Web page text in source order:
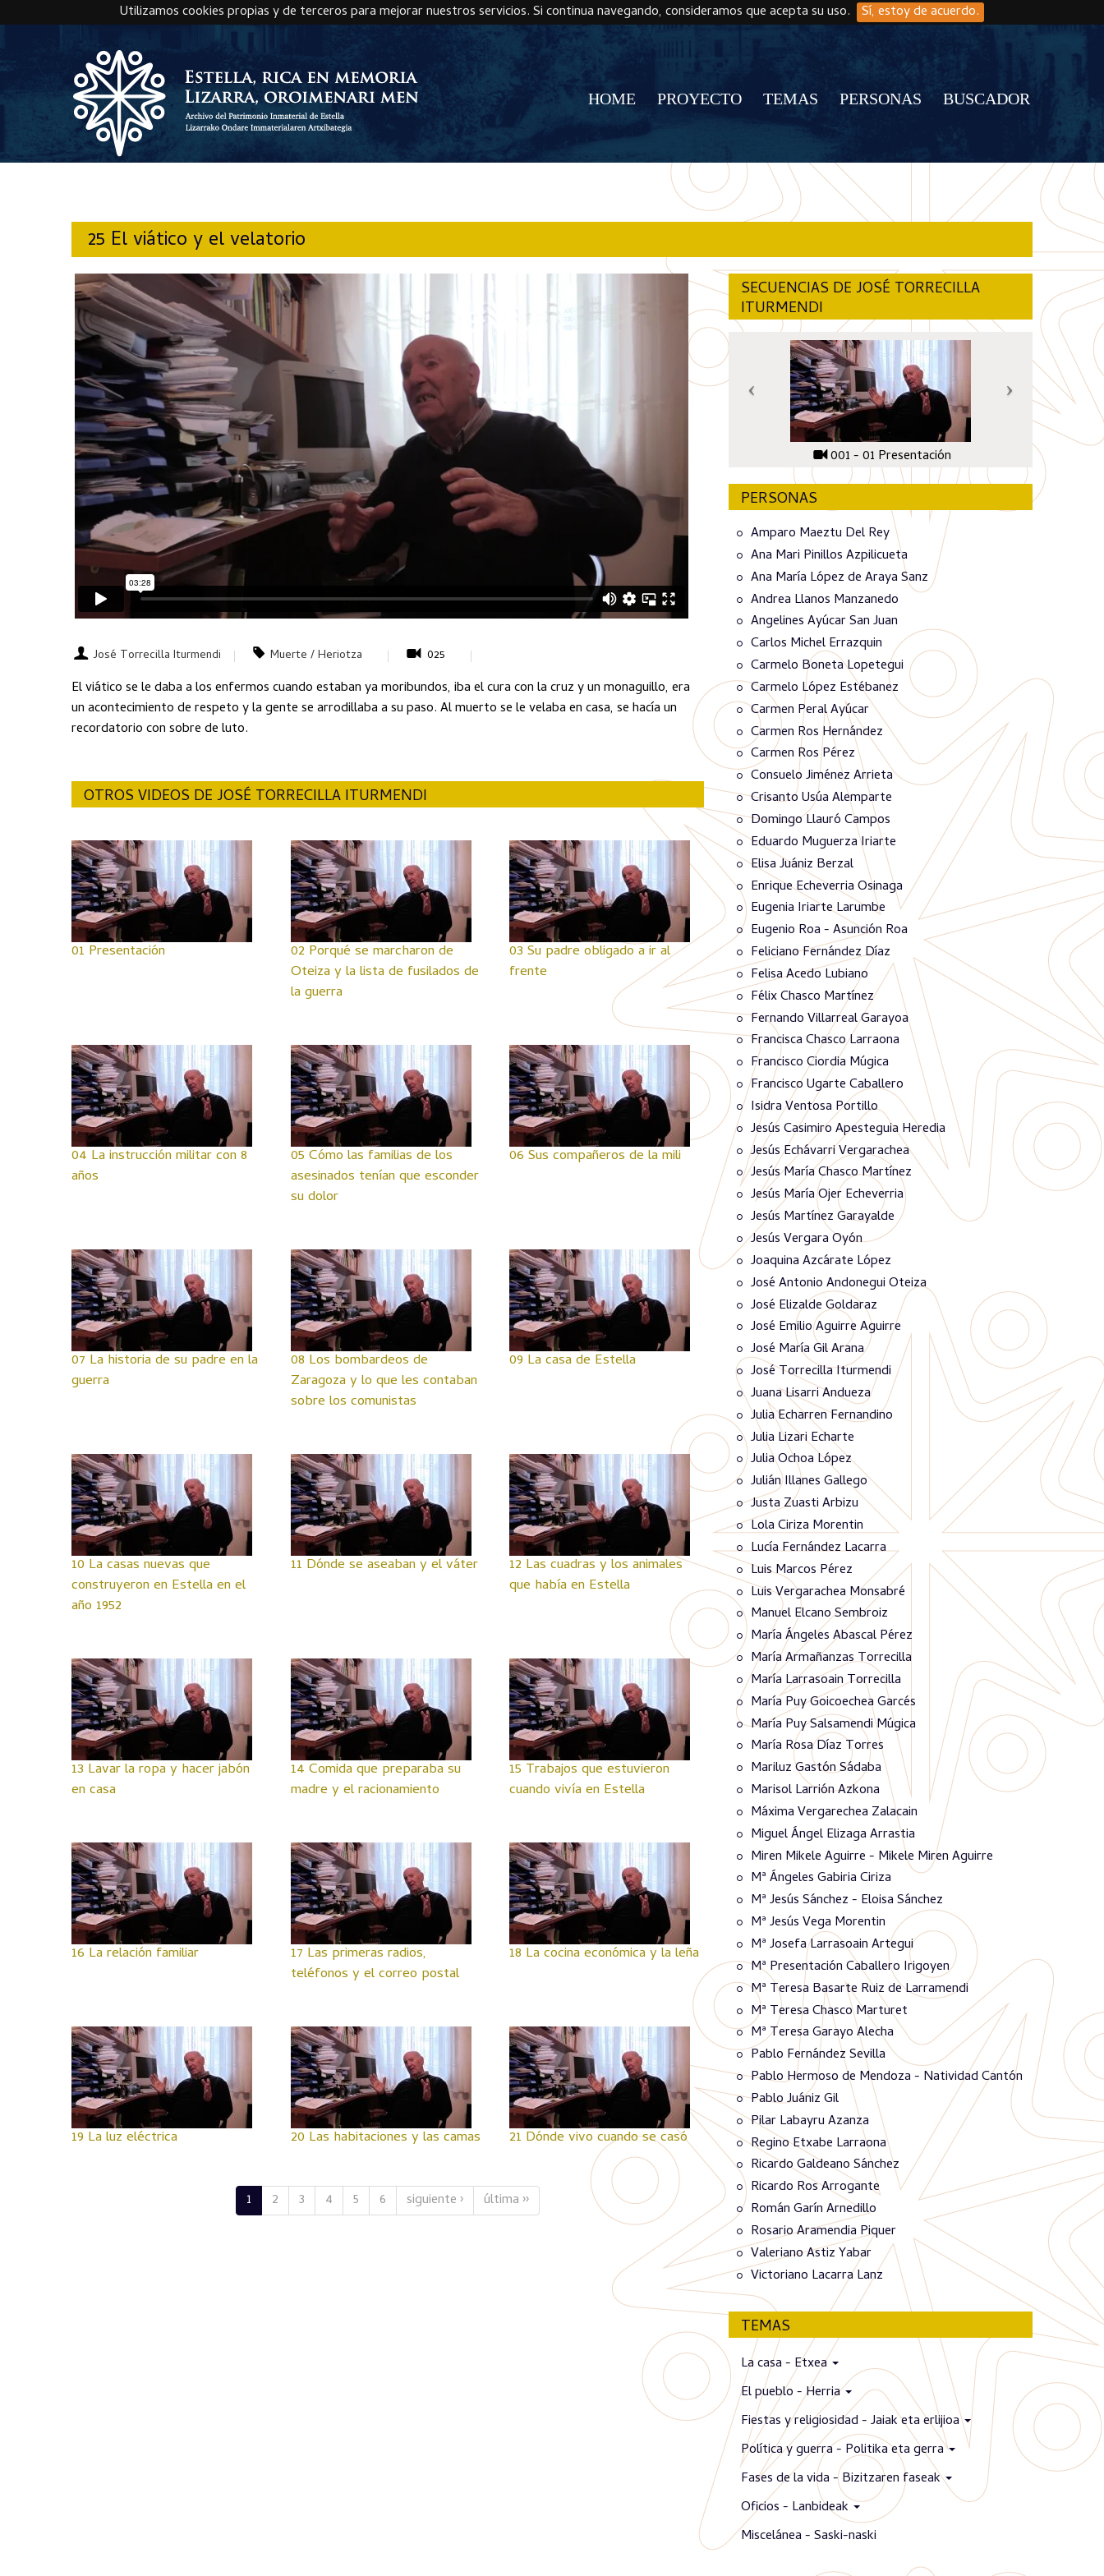
Utilizamos cookies propias y de terceros para mejorar nuestros servicios. Si continua navegando, consideramos que acepta su uso. Sí, estoy de acuerdo.
HOME PROYECTO TEMAS PERSONAS BUSCADOR
25 El viático y el velatorio
José Torrecilla Iturmendi Muerte / Heriotza 025
El viático se le daba a los enfermos cuando estaban ya moribundos, iba el cura con la cruz y un monaguillo, era
un acontecimiento de respeto y la gente se arrodillaba a su paso. Al muerto se le velaba en casa, se hacía un
recordatorio con sobre de luto.
OTROS VIDEOS DE JOSÉ TORRECILLA ITURMENDI
01 Presentación
02 Porqué se marcharon de
Oteiza y la lista de fusilados de
la guerra
03 Su padre obligado a ir al
frente
04 La instrucción militar con 8
años
05 Cómo las familias de los
asesinados tenían que esconder
su dolor
06 Sus compañeros de la mili
07 La historia de su padre en la
guerra
08 Los bombardeos de
Zaragoza y lo que les contaban
sobre los comunistas
09 La casa de Estella
10 La casas nuevas que
construyeron en Estella en el
año 1952
11 Dónde se aseaban y el váter
12 Las cuadras y los animales
que había en Estella
13 Lavar la ropa y hacer jabón
en casa
14 Comida que preparaba su
madre y el racionamiento
15 Trabajos que estuvieron
cuando vivía en Estella
16 La relación familiar
17 Las primeras radios,
teléfonos y el correo postal
18 La cocina económica y la leña
19 La luz eléctrica 20 Las habitaciones y las camas 21 Dónde vivo cuando se casó
1 2 3 4 5 6 siguiente › última ››
SECUENCIAS DE JOSÉ TORRECILLA
ITURMENDI
001 - 01 Presentación
PERSONAS
Amparo Maeztu Del Rey
Ana Mari Pinillos Azpilicueta
Ana María López de Araya Sanz
Andrea Llanos Manzanedo
Angelines Ayúcar San Juan
Carlos Michel Errazquin
Carmelo Boneta Lopetegui
Carmelo López Estébanez
Carmen Peral Ayúcar
Carmen Ros Hernández
Carmen Ros Pérez
Consuelo Jiménez Arrieta
Crisanto Usúa Alemparte
Domingo Llauró Campos
Eduardo Muguerza Iriarte
Elisa Juániz Berzal
Enrique Echeverria Osinaga
Eugenia Iriarte Larumbe
Eugenio Roa - Asunción Roa
Feliciano Fernández Díaz
Felisa Acedo Lubiano
Félix Chasco Martínez
Fernando Villarreal Garayoa
Francisca Chasco Larraona
Francisco Ciordia Múgica
Francisco Ugarte Caballero
Isidra Ventosa Portillo
Jesús Casimiro Apesteguia Heredia
Jesús Echávarri Vergarachea
Jesús María Chasco Martínez
Jesús María Ojer Echeverria
Jesús Martínez Garayalde
Jesús Vergara Oyón
Joaquina Azcárate López
José Antonio Andonegui Oteiza
José Elizalde Goldaraz
José Emilio Aguirre Aguirre
José María Gil Arana
José Torrecilla Iturmendi
Juana Lisarri Andueza
Julia Echarren Fernandino
Julia Lizari Echarte
Julia Ochoa López
Julián Illanes Gallego
Justa Zuasti Arbizu
Lola Ciriza Morentin
Lucía Fernández Lacarra
Luis Marcos Pérez
Luis Vergarachea Monsabré
Manuel Elcano Sembroiz
María Ángeles Abascal Pérez
María Armañanzas Torrecilla
María Larrasoain Torrecilla
María Puy Goicoechea Garcés
María Puy Salsamendi Múgica
María Rosa Díaz Torres
Mariluz Gastón Sádaba
Marisol Larrión Azkona
Máxima Vergarechea Zalacain
Miguel Ángel Elizaga Arrastia
Miren Mikele Aguirre - Mikele Miren Aguirre
Mª Ángeles Gabiria Ciriza
Mª Jesús Sánchez - Eloisa Sánchez
Mª Jesús Vega Morentin
Mª Josefa Larrasoain Artegui
Mª Presentación Caballero Irigoyen
Mª Teresa Basarte Ruiz de Larramendi
Mª Teresa Chasco Marturet
Mª Teresa Garayo Alecha
Pablo Fernández Sevilla
Pablo Hermoso de Mendoza - Natividad Cantón
Pablo Juániz Gil
Pilar Labayru Azanza
Regino Etxabe Larraona
Ricardo Galdeano Sánchez
Ricardo Ros Arrogante
Román Garín Arnedillo
Rosario Aramendia Piquer
Valeriano Astiz Yabar
Victoriano Lacarra Lanz
TEMAS
La casa - Etxea
El pueblo - Herria
Fiestas y religiosidad - Jaiak eta erlijioa
Política y guerra - Politika eta gerra
Fases de la vida - Bizitzaren faseak
Oficios - Lanbideak
Miscelánea - Saski-naski